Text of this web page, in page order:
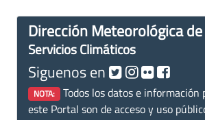
Dirección Meteorológica
Servicios Climáticos
Siguenos en
NOTA: Todos los datos e información
este Portal son de acceso y uso